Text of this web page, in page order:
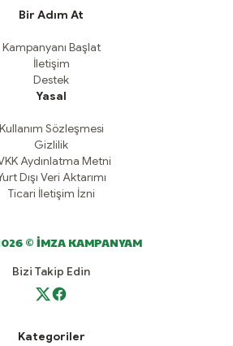
Bir Adım At
Kampanyanı Başlat
İletişim
Destek
Yasal
Kullanım Sözleşmesi
Gizlilik
Aydınlatma Metni
Dışı Veri Aktarımı
Ticari İletişim İzni
© İMZA KAMPANYAM
Bizi Takip Edin
Kategoriler